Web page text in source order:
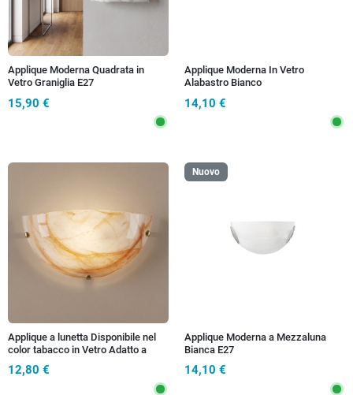
Applique Moderna Quadrata in
Vetro Graniglia E27
15,90 €
Applique Moderna In Vetro
Alabastro Bianco
14,10 €
Applique a lunetta Disponibile nel
color tabacco in Vetro Adatto a
salotti o corridoi e taverna E27
12,80 €
Nuovo
Applique Moderna a Mezzaluna
Bianca E27
14,10 €